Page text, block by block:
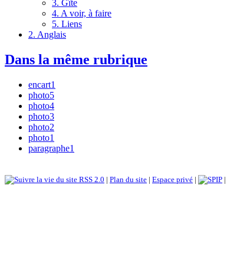
3. Gîte
4. A voir, à faire
5. Liens
2. Anglais
Dans la même rubrique
encart1
photo5
photo4
photo3
photo2
photo1
paragraphe1
RSS 2.0 | Plan du site | Espace privé | |